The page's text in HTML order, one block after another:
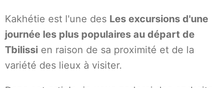
Kakhétie est l'une des Les excursions d'une
journée les plus populaires au départ de
Tbilissi en raison de sa proximité et de la
variété des lieux à visiter.